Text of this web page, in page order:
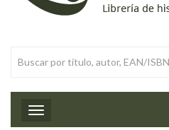
Toggle navigation